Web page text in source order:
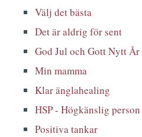
Välj det bästa
Det är aldrig för sent
God Jul och Gott Nytt År
Min mamma
Klar änglahealing
HSP - Högkänslig person
Positiva tankar